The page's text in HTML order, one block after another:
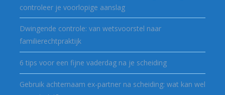
controleer je voorlopige aanslag
Dwingende controle: van wetsvoorstel naar
familierechtpraktijk
6 tips voor een fijne vaderdag na je scheiding
Gebruik achternaam ex-partner na scheiding: wat kan wel